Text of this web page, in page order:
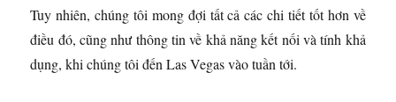
Tuy nhiên, chúng tôi mong đợi tất cả các chi tiết tốt hơn về
điều đó, cũng như thông tin về khả năng kết nối và tính khả
dụng, khi chúng tôi đến Las Vegas vào tuần tới.